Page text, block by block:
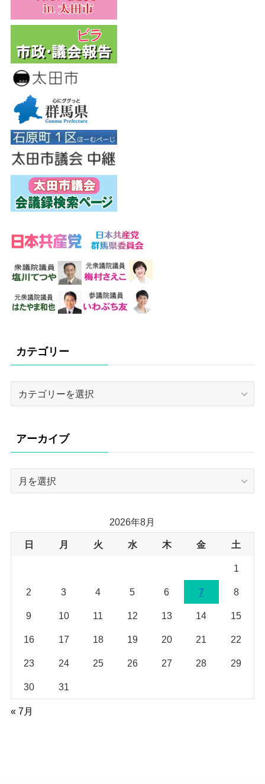
カテゴリー
リ
ー
アーカイブ
ブ
2026年8月
日 月 火 水 木 金 土
1
2 3 4 5 6 7 8
9 10 11 12 13 14 15
16 17 18 19 20 21 22
23 24 25 26 27 28 29
30 31
« 7月